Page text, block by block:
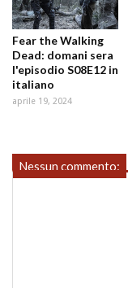
Fear the Walking
Dead: domani sera
l'episodio S08E12 in
italiano
aprile 19, 2024
Nessun commento: